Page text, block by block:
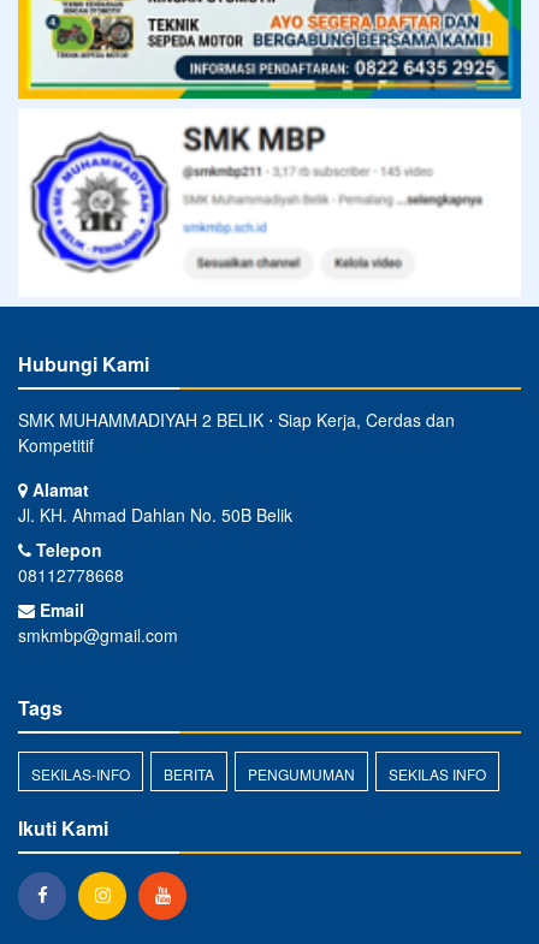
Hubungi Kami
SMK MUHAMMADIYAH 2 BELIK ⋅ Siap Kerja, Cerdas dan
Kompetitif
Alamat
Jl. KH. Ahmad Dahlan No. 50B Belik
Telepon
08112778668
Email
smkmbp@gmail.com
Tags
SEKILAS-INFO BERITA PENGUMUMAN SEKILAS INFO
Ikuti Kami